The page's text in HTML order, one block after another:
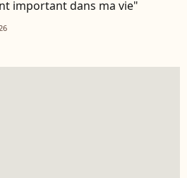
important dans ma vie"